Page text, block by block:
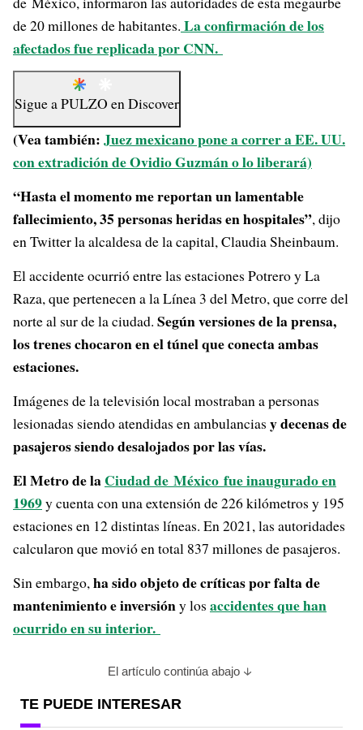
de 20 millones de habitantes. La confirmación de los
afectados fue replicada por CNN.
Sigue aPULZO enDiscover
(Vea también:Juez mexicano pone a correr a EE. UU.
con extradición de Ovidio Guzmán o lo liberará)
“Hasta el momento me reportan un lamentable
fallecimiento, 35 personas heridas en hospitales”, dijo
en Twitter la alcaldesa de la capital, Claudia Sheinbaum.
El accidente ocurrió entre las estaciones Potrero y La
Raza, que pertenecen a la Línea 3 del Metro, que corre del
norte al sur de la ciudad. Según versiones de la prensa,
los trenes chocaron en el túnel que conecta ambas
estaciones.
Imágenes de la televisión local mostraban a personas
lesionadas siendo atendidas en ambulancias y decenas de
pasajeros siendo desalojados por las vías.
El Metro de laCiudad de México fue inaugurado en
1969y cuenta con una extensión de 226 kilómetros y 195
estaciones en 12 distintas líneas. En 2021, las autoridades
calcularon que movió en total 837 millones de pasajeros.
Sin embargo,ha sido objeto de críticas por falta de
mantenimiento e inversióny los accidentes que han
ocurrido en su interior.
El artículo continúa abajo
TE PUEDE INTERESAR